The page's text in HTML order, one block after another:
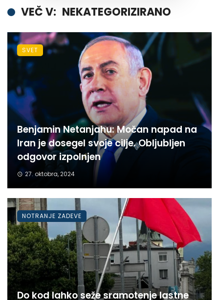
VEČ V: NEKATEGORIZIRANO
Benjamin Netanjahu: Močan napad na
Iran je dosegel svoje cilje. Obljubljen
odgovor izpolnjen
27. oktobra, 2024
SVET
Do kod lahko seže sramotenje lastne
NOTRANJE ZADEVE